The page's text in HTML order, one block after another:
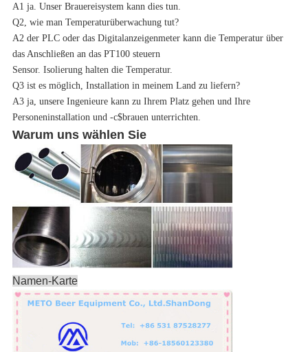
A1 ja. Unser Brauereisystem kann dies tun.
Q2, wie man Temperaturüberwachung tut?
A2 der PLC oder das Digitalanzeigenmeter kann die Temperatur über
das Anschließen an das PT100 steuern
Sensor. Isolierung halten die Temperatur.
Q3 ist es möglich, Installation in meinem Land zu liefern?
A3 ja, unsere Ingenieure kann zu Ihrem Platz gehen und Ihre
Personeninstallation und -c$brauen unterrichten.
Warum uns wählen Sie
Namen-Karte